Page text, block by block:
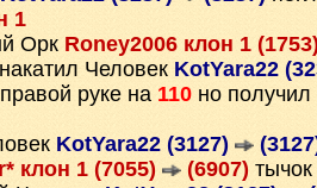
1
Орк Roney2006 клон 1
Человек KotYara22
руке на 110 но
KotYara22 (3127)
клон 1 (7055) (6907)